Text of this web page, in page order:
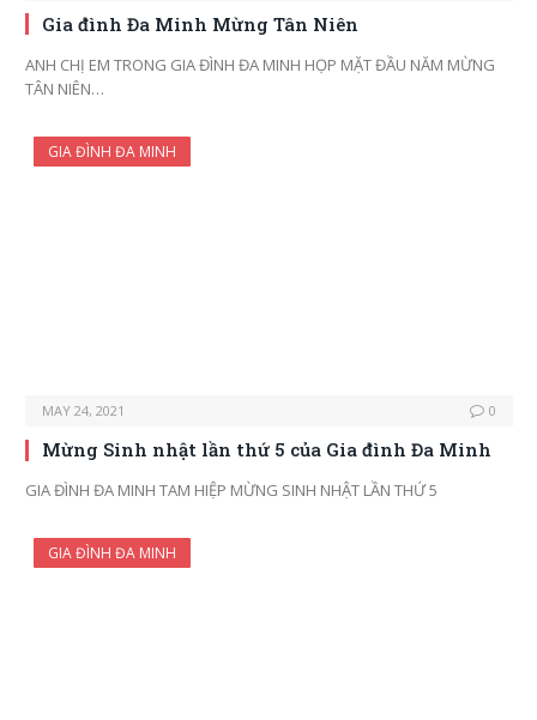
Gia đình Đa Minh Mừng Tân Niên
ANH CHỊ EM TRONG GIA ĐÌNH ĐA MINH HỌP MẶT ĐẦU NĂM MỪNG
TÂN NIÊN…
GIA ĐÌNH ĐA MINH
MAY 24, 2021 0
Mừng Sinh nhật lần thứ 5 của Gia đình Đa Minh
GIA ĐÌNH ĐA MINH TAM HIỆP MỪNG SINH NHẬT LẦN THỨ 5
GIA ĐÌNH ĐA MINH